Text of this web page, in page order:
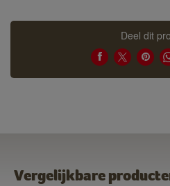
Deel dit
Vergelijkbare